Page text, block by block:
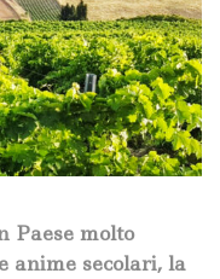
Paese molto
anime secolari, la